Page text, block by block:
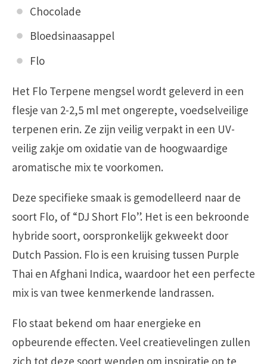
Chocolade
Bloedsinaasappel
Flo
Het Flo Terpene mengsel wordt geleverd in een
flesje van 2-2,5 ml met ongerepte, voedselveilige
terpenen erin. Ze zijn veilig verpakt in een UV-
veilig zakje om oxidatie van de hoogwaardige
aromatische mix te voorkomen.
Deze specifieke smaak is gemodelleerd naar de
soort Flo, of “DJ Short Flo”. Het is een bekroonde
hybride soort, oorspronkelijk gekweekt door
Dutch Passion. Flo is een kruising tussen Purple
Thai en Afghani Indica, waardoor het een perfecte
mix is van twee kenmerkende landrassen.
Flo staat bekend om haar energieke en
opbeurende effecten. Veel creatievelingen zullen
zich tot deze soort wenden om inspiratie op te